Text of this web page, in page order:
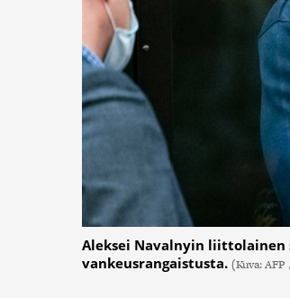
Aleksei Navalnyin liittolainen
vankeusrangaistusta. (Kuva: